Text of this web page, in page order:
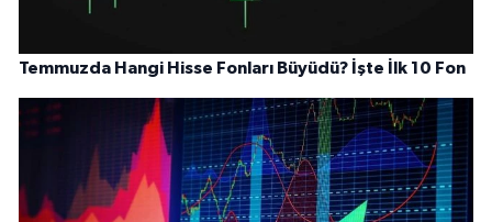
Temmuzda Hangi Hisse Fonları Büyüdü? İşte İlk 10 Fon